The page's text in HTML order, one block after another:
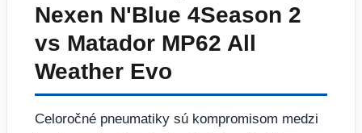
Nexen N'Blue 4Season 2
vs Matador MP62 All
Weather Evo
Celoročné pneumatiky sú kompromisom medzi